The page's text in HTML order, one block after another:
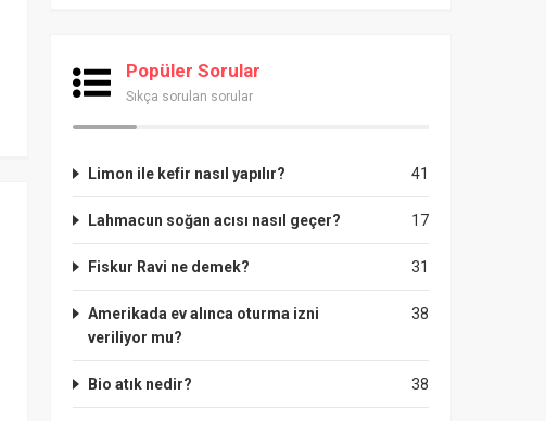
Popüler Sorular
Sıkça sorulan sorular
41
Limon ile kefir nasıl yapılır?
17
Lahmacun soğan acısı nasıl geçer?
31
Fiskur Ravi ne demek?
38
Amerikada ev alınca oturma izni
veriliyor mu?
38
Bio atık nedir?